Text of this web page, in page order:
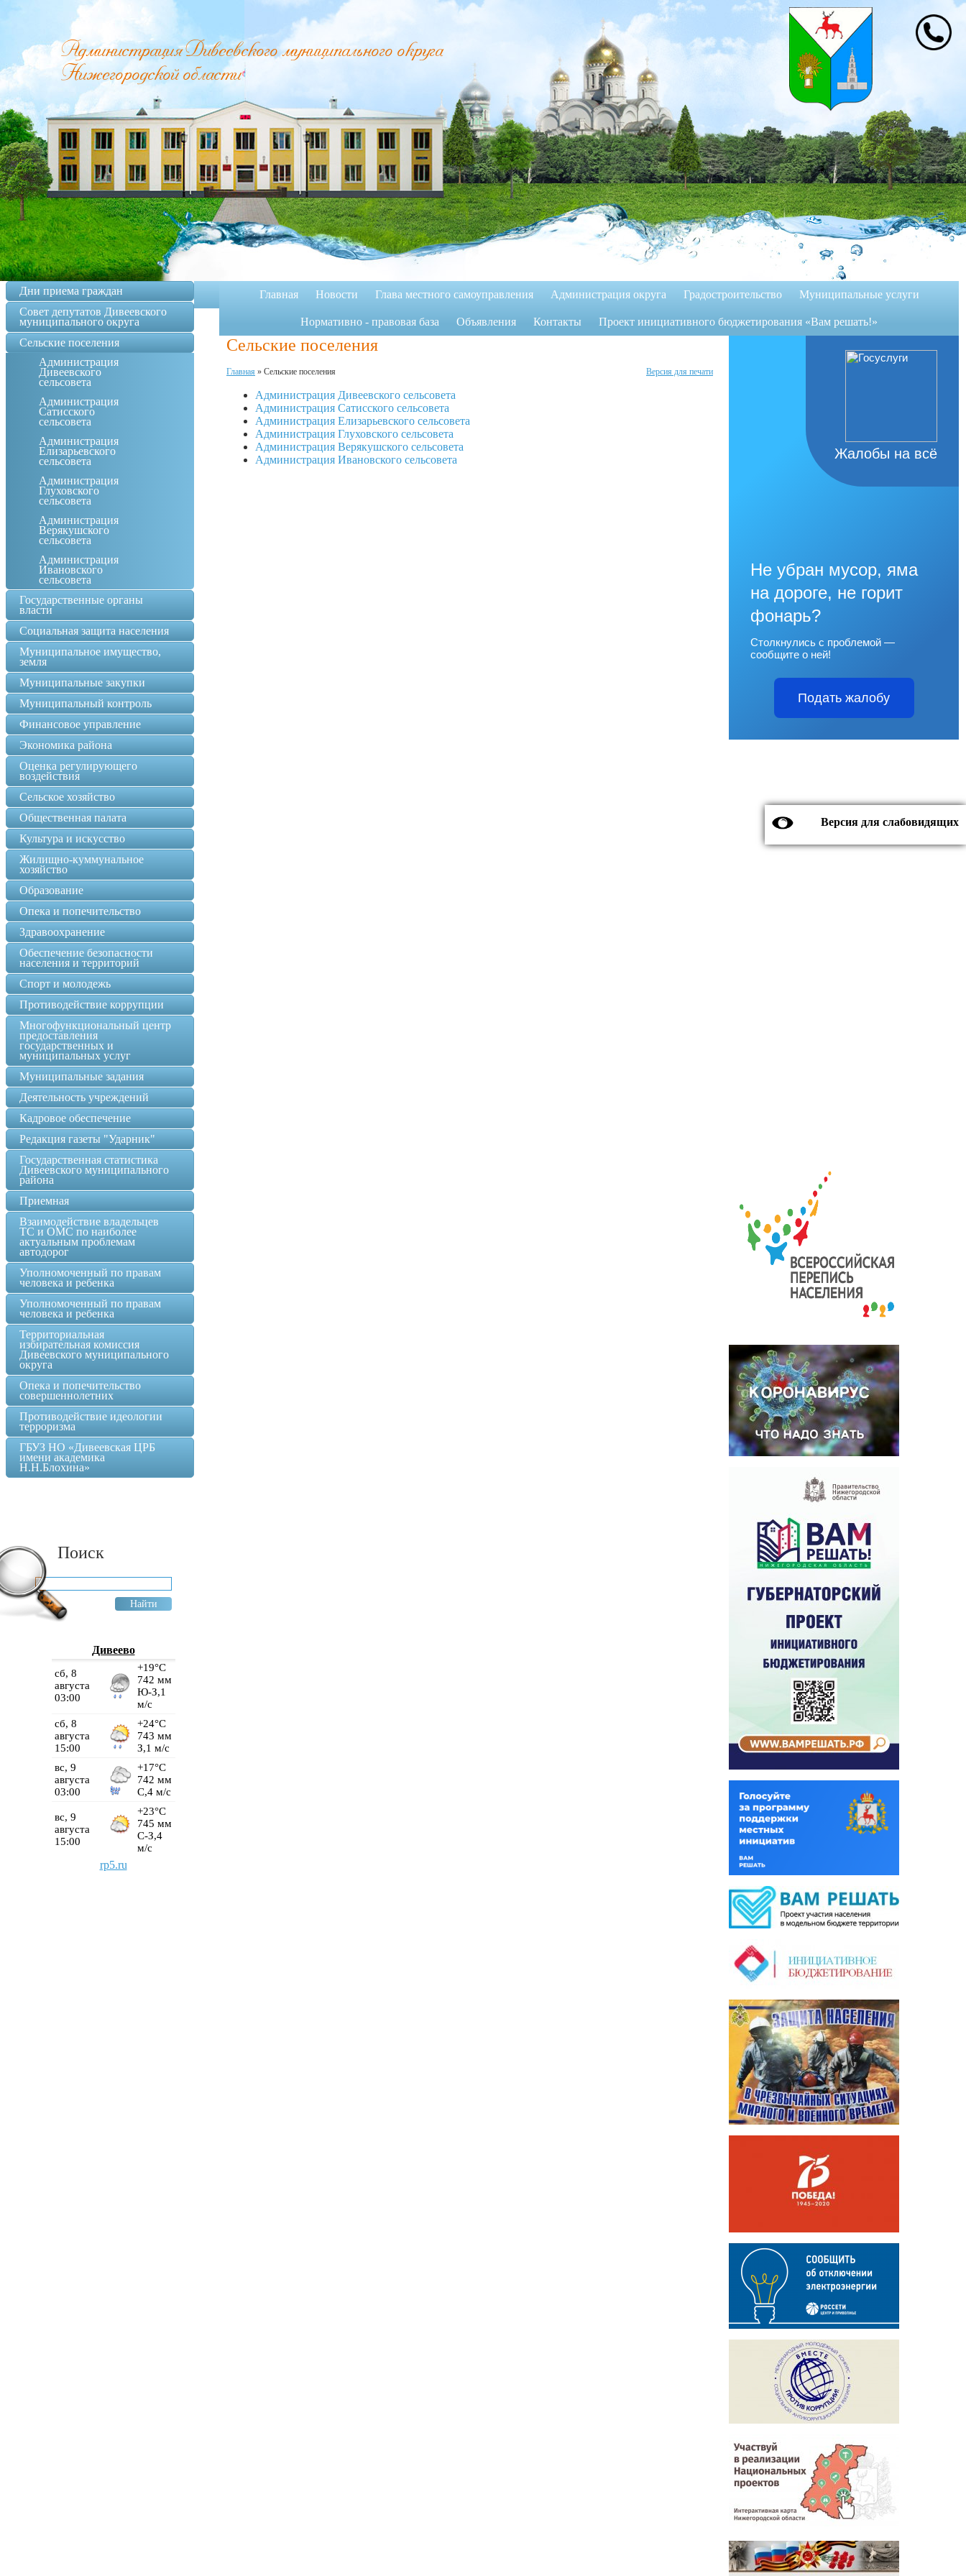
Версия для слабовидящих
Главная Новости Глава местного самоуправления Администрация округа Градостроительство Муниципальные услуги
Нормативно - правовая база Объявления Контакты Проект инициативного бюджетирования «Вам решать!»
Сельские поселения
Главная » Сельские поселения Версия для печати
Администрация Дивеевского сельсовета
Администрация Сатисского сельсовета
Администрация Елизарьевского сельсовета
Администрация Глуховского сельсовета
Администрация Верякушского сельсовета
Администрация Ивановского сельсовета
Жалобы на всё
Не убран мусор, яма
на дороге, не горит
фонарь?
Столкнулись с проблемой —
сообщите о ней!
Подать жалобу
Дни приема граждан
Совет депутатов Дивеевского
муниципального округа
Сельские поселения
Администрация
Дивеевского
сельсовета
Администрация
Сатисского
сельсовета
Администрация
Елизарьевского
сельсовета
Администрация
Глуховского
сельсовета
Администрация
Верякушского
сельсовета
Администрация
Ивановского
сельсовета
Государственные органы
власти
Социальная защита населения
Муниципальное имущество,
земля
Муниципальные закупки
Муниципальный контроль
Финансовое управление
Экономика района
Оценка регулирующего
воздействия
Сельское хозяйство
Общественная палата
Культура и искусство
Жилищно-куммунальное
хозяйство
Образование
Опека и попечительство
Здравоохранение
Обеспечение безопасности
населения и территорий
Спорт и молодежь
Противодействие коррупции
Многофункциональный центр
предоставления
государственных и
муниципальных услуг
Муниципальные задания
Деятельность учреждений
Кадровое обеспечение
Редакция газеты "Ударник"
Государственная статистика
Дивеевского муниципального
района
Приемная
Взаимодействие владельцев
ТС и ОМС по наиболее
актуальным проблемам
автодорог
Уполномоченный по правам
человека и ребенка
Уполномоченный по правам
человека и ребенка
Территориальная
избирательная комиссия
Дивеевского муниципального
округа
Опека и попечительство
совершеннолетних
Противодействие идеологии
терроризма
ГБУЗ НО «Дивеевская ЦРБ
имени академика
Н.Н.Блохина»
Поиск
Дивеево
rp5.ru
Администрация Дивеевского муниципального округа
Нижегородской области